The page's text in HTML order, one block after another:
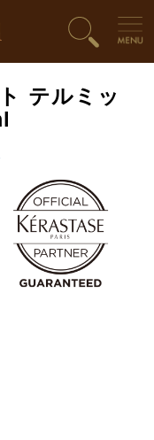
テルミッ